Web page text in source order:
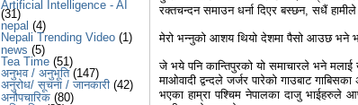
Artificial Intelligence - AI
(31)
nepal (4)
Nepali Trending Video (1)
news (5)
Tea Time (51)
अनुभव / अनुभूति (147)
अनुरोध/ सूचना / जानकारी (42)
अनौपचारिक (80)
रक्तचन्दन समाउन धर्ना दिएर बस्छन, सधैं
मेरो भन्नुको आशय थियो देशमा पैसो आउछ भने
जे भये पनि कान्तिपुरको यो समाचारले भने मलाई
माओवादी द्वन्दले जर्जर पारेको गाउबाट
भएका हाम्रा पश्चिम नेपालका दाजु भाईहरुले